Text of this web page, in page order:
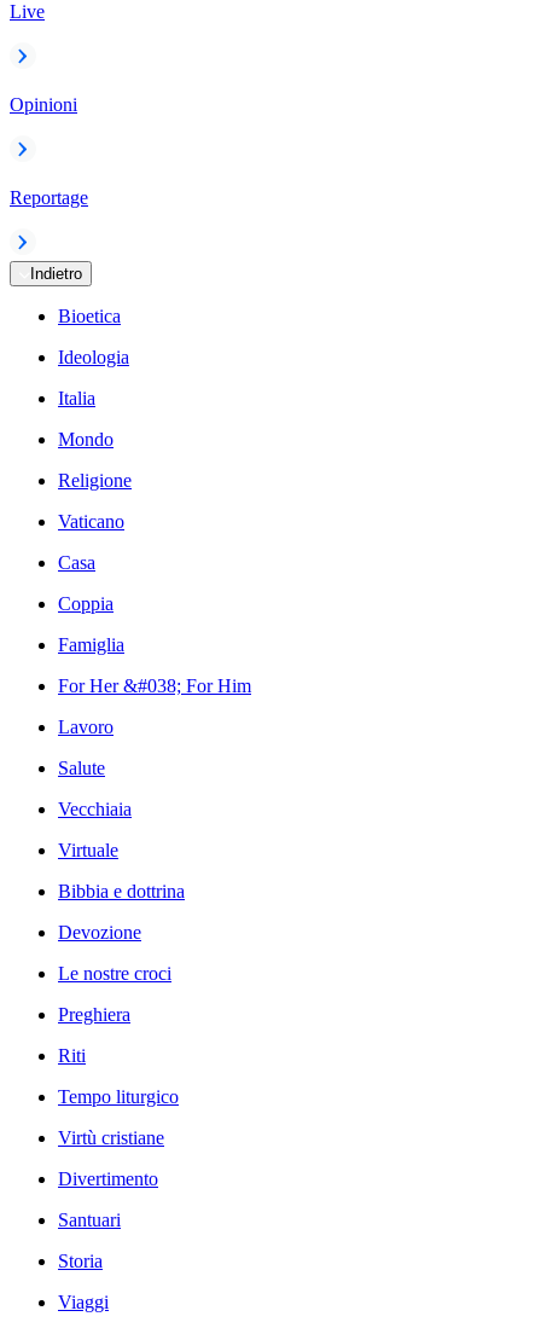
Live
Opinioni
Reportage
Indietro
Bioetica
Ideologia
Italia
Mondo
Religione
Vaticano
Casa
Coppia
Famiglia
For Her &#038; For Him
Lavoro
Salute
Vecchiaia
Virtuale
Bibbia e dottrina
Devozione
Le nostre croci
Preghiera
Riti
Tempo liturgico
Virtù cristiane
Divertimento
Santuari
Storia
Viaggi